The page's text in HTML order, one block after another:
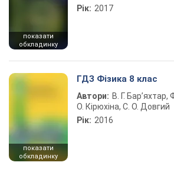
показати
обкладинку
Рік: 2017
показати
обкладинку
ГДЗ Фізика 8 клас
Автори: В. Г.
О. Кірюхіна, С. О. Довгий
Рік: 2016